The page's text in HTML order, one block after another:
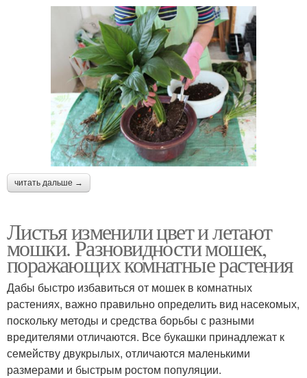
читать дальше →
Листья изменили цвет и летают
мошки. Разновидности мошек,
поражающих комнатные растения
Дабы быстро избавиться от мошек в комнатных
растениях, важно правильно определить вид насекомых,
поскольку методы и средства борьбы с разными
вредителями отличаются. Все букашки принадлежат к
семейству двукрылых, отличаются маленькими
размерами и быстрым ростом популяции.